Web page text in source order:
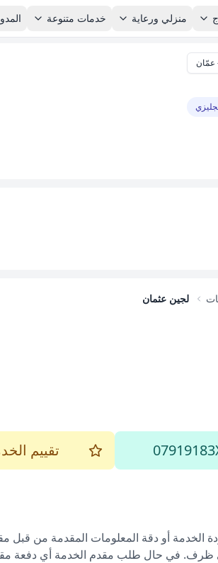
منزلي ورعاية خدمات متنوعة
عمّان
لجين عثمان
تقييم
الخدمة أو دقة المعلومات المقدمة من قبل
ظرف. في حال طلب مقدم الخدمة أي دفعة